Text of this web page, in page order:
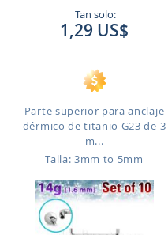
Tan solo:
1,29 US$
Parte superior para anclaje
dérmico de titanio G23 de 3
m...
Talla: 3mm to 5mm